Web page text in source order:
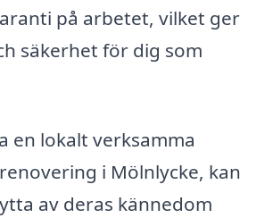
på arbetet, vilket ger
säkerhet för dig som
en lokalt verksamma
i Mölnlycke, kan
av deras kännedom